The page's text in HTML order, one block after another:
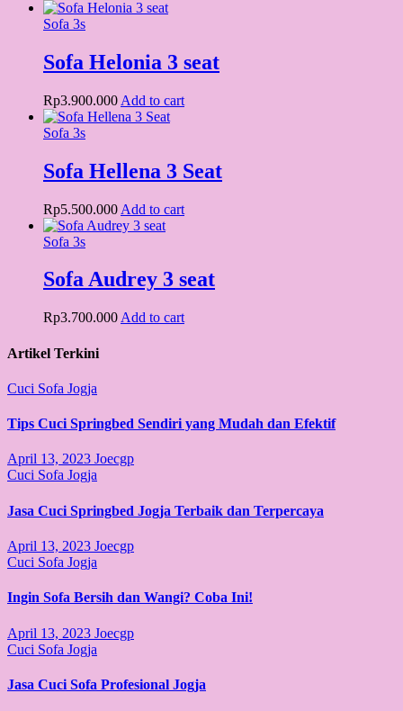
Sofa 3s
Sofa Helonia 3 seat
Rp3.900.000 Add to cart
Sofa 3s
Sofa Hellena 3 Seat
Rp5.500.000 Add to cart
Sofa 3s
Sofa Audrey 3 seat
Rp3.700.000 Add to cart
Artikel Terkini
Cuci Sofa Jogja
Tips Cuci Springbed Sendiri yang Mudah dan Efektif
April 13, 2023 Joecgp
Cuci Sofa Jogja
Jasa Cuci Springbed Jogja Terbaik dan Terpercaya
April 13, 2023 Joecgp
Cuci Sofa Jogja
Ingin Sofa Bersih dan Wangi? Coba Ini!
April 13, 2023 Joecgp
Cuci Sofa Jogja
Jasa Cuci Sofa Profesional Jogja